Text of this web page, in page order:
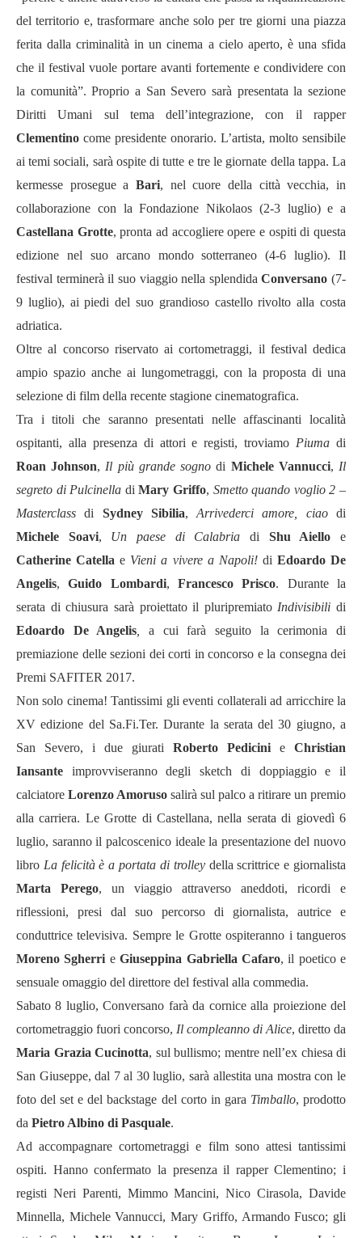
del territorio e, trasformare anche solo per tre giorni una piazza
ferita dalla criminalità in un cinema a cielo aperto, è una sfida
che il festival vuole portare avanti fortemente e condividere con
la comunità”. Proprio a San Severo sarà presentata la sezione
Diritti Umani sul tema dell’integrazione, con il rapper
Clementino come presidente onorario. L’artista, molto sensibile
ai temi sociali, sarà ospite di tutte e tre le giornate della tappa. La
kermesse prosegue a Bari, nel cuore della città vecchia, in
collaborazione con la Fondazione Nikolaos (2-3 luglio) e a
Castellana Grotte, pronta ad accogliere opere e ospiti di questa
edizione nel suo arcano mondo sotterraneo (4-6 luglio). Il
festival terminerà il suo viaggio nella splendidaConversano (7-
9 luglio), ai piedi del suo grandioso castello rivolto alla costa
adriatica.
Oltre al concorso riservato ai cortometraggi, il festival dedica
ampio spazio anche ai lungometraggi, con la proposta di una
selezione di film della recente stagione cinematografica.
Tra i titoli che saranno presentati nelle affascinanti località
ospitanti, alla presenza di attori e registi, troviamo Piumadi
Roan Johnson, Il più grande sogno di Michele Vannucci, Il
segreto di Pulcinella diMary Griffo, Smetto quando voglio 2 –
Masterclass di Sydney Sibilia,Arrivederci amore, ciaodi
Michele Soavi, Un paese di Calabriadi Shu Aiello e
Catherine Catellae Vieni a vivere a Napoli!di Edoardo De
Angelis,Guido Lombardi,Francesco Prisco. Durante la
serata di chiusura sarà proiettato il pluripremiato Indivisibili di
Edoardo De Angelis ,a cui farà seguito la cerimonia di
premiazione delle sezioni dei corti in concorso e la consegna dei
Premi SAFITER 2017.
Non solo cinema! Tantissimi gli eventi collaterali ad arricchire la
XV edizione del Sa.Fi.Ter. Durante la serata del 30 giugno, a
San Severo, i due giurati Roberto Pedicini e Christian
Iansante improvviseranno degli sketch di doppiaggio e il
calciatore Lorenzo Amoruso salirà sul palco a ritirare un premio
alla carriera. Le Grotte di Castellana, nella serata di giovedì 6
luglio, saranno il palcoscenico ideale la presentazione del nuovo
libro La felicità è a portata di trolleydella scrittrice e giornalista
Marta Perego, un viaggio attraverso aneddoti, ricordi e
riflessioni, presi dal suo percorso di giornalista, autrice e
conduttrice televisiva. Sempre le Grotte ospiteranno i tangueros
Moreno Sgherri eGiuseppina Gabriella Cafaro, il poetico e
sensuale omaggio del direttore del festival alla commedia.
Sabato 8 luglio, Conversano farà da cornice alla proiezione del
cortometraggio fuori concorso, Il compleanno di Alice, diretto da
Maria Grazia Cucinotta, sul bullismo; mentre nell’ex chiesa di
San Giuseppe, dal 7 al 30 luglio, sarà allestita una mostra con le
foto del set e del backstage del corto in gara Timballo, prodotto
da Pietro Albino di Pasquale.
Ad accompagnare cortometraggi e film sono attesi tantissimi
ospiti. Hanno confermato la presenza il rapper Clementino; i
registi Neri Parenti, Mimmo Mancini, Nico Cirasola, Davide
Minnella, Michele Vannucci, Mary Griffo, Armando Fusco; gli